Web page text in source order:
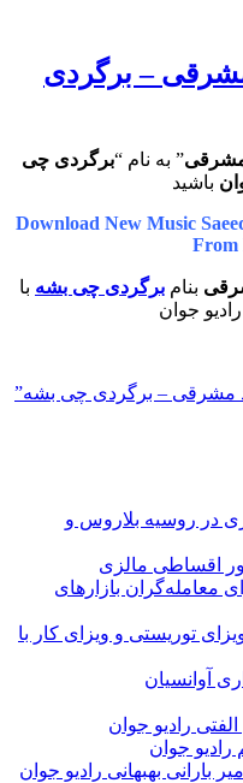
– برگردی
” به نام “برگردی چی
باشید
Download New Music
From
بنام برگردی چی بشه با
جوان
مشرقی – برگردی چی بشه”
در روسیه بلاروس و
اقساطی مالزی
معامله‌گران بازارهای
توریستی و ویزای کار با
آوانسیان
رادیو جوان
رادیو جوان
بارانی بهبهانی رادیو جوان